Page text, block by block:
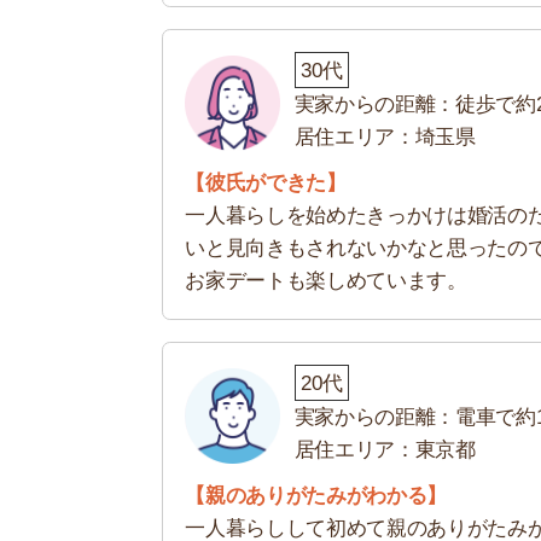
一人暮らしして初めて親のありがたみがわか
と、お風呂が沸いていることって当たり前じ
や職場からの距離は関係なく一人暮らしはし
わかった」など、全体的に満足している人が多い
実家近くだとしても、家事は自分でやらなけれ
約1～2割の人は実家から通えるのに
か」を聞いてみました。
引っ越し理由が「独立したいから」という人に
物件探ししているそうです。
数は多くありませんが、全くいないわけではあ
さんあります。距離に関係なく、一度経験して